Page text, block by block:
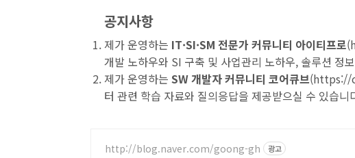
공지사항
제가 운영하는 IT·SI·SM 전문가 커뮤니티 아이티프로(
개발 노하우와 SI 구축 및 사업관리 노하우, 솔루션 정
제가 운영하는 SW 개발자 커뮤니티 코어큐브(https://
터 관련 학습 자료와 질의응답을 제공받으실 수 있습니
http://blog.naver.com/goong-gh 광고